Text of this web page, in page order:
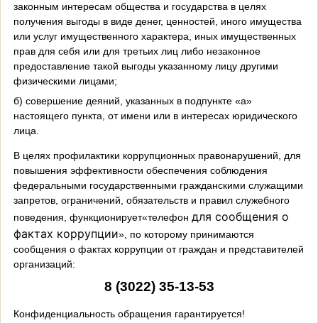
законным интересам общества и государства в целях
получения выгоды в виде денег, ценностей, иного имущества
или услуг имущественного характера, иных имущественных
прав для себя или для третьих лиц либо незаконное
предоставление такой выгоды указанному лицу другими
физическими лицами;
б) совершение деяний, указанных в подпункте «а»
настоящего пункта, от имени или в интересах юридического
лица.
В целях профилактики коррупционных правонарушений, для
повышения эффективности обеспечения соблюдения
федеральными государственными гражданскими служащими
запретов, ограничений, обязательств и правил служебного
поведения, функционирует«телефон для сообщения о
фактах коррупции», по которому принимаются
сообщения о фактах коррупции от граждан и представителей
организаций:
8 (3022) 35-13-53
Конфиденциальность обращения гарантируется!